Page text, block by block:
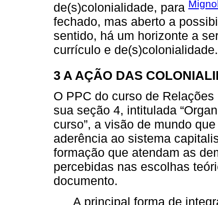
de(s)colonialidade, para
fechado, mas aberto a
sentido, há um horizonte a
currículo e de(s)colonialidade.
3 A AÇÃO DAS
O PPC do curso de
sua seção 4, intitulada
curso”, a visão de mundo
aderência ao sistema
formação que atendam as
percebidas nas escolhas
documento.
A principal forma de